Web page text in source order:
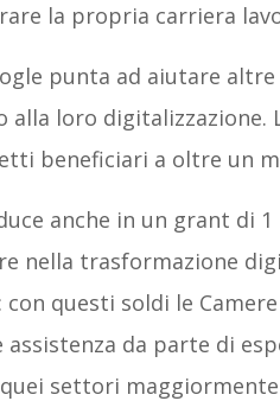
la propria carriera
punta ad aiutare
alla loro digitalizzazione.
beneficiari a oltre un
anche in un grant di
nella trasformazione
questi soldi le
da parte di
settori